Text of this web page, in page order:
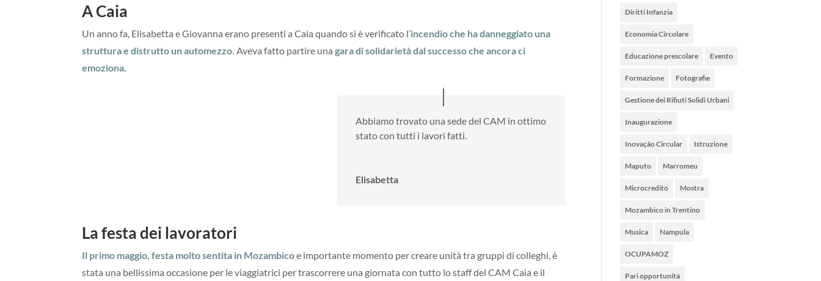
A Caia
Un anno fa, Elisabetta e Giovanna erano presenti a Caia quando si è verificato l’incendio che ha danneggiato una
struttura e distrutto un automezzo. Aveva fatto partire unagara di solidarietà dal successo che ancora ci
emoziona.
Abbiamo trovato una sede del CAM in ottimo
stato con tutti i lavori fatti.
Elisabetta
La festa dei lavoratori
Il primo maggio, festa molto sentita in Mozambicoe importante momento per creare unità tra gruppi di colleghi, è
stata una bellissima occasione per le viaggiatrici per trascorrere una giornata con tutto lo staff del CAM Caia e il
Diritti Infanzia
Economia Circolare
Educazione prescolare Evento
Formazione Fotografie
Gestione dei Rifiuti Solidi Urbani
Inaugurazione
Inovação Circular Istruzione
Maputo Marromeu
Microcredito Mostra
Mozambico in Trentino
Musica Nampula
OCUPAMOZ
Pari opportunità